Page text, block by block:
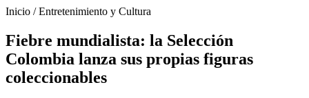
Inicio /Entretenimiento y Cultura
Fiebre mundialista: la Selección
Colombia lanza sus propias figuras
coleccionables